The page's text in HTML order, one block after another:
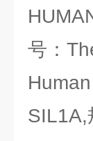
号：
SIL1A,